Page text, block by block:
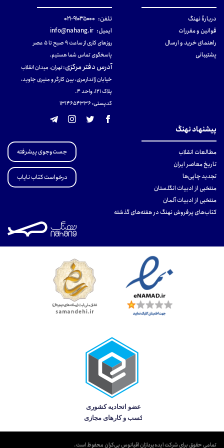
دربارهٔ نهنگ
قوانین و مقررات
راهنمای خرید و ارسال
پشتیبانی
تلفن: ۹۱۰۳۵۰۰۰-۰۲۱
ایمیل: info@nahang.ir
روزهای کاری از ساعت ۹ صبح تا ۵ عصر
پاسخگوی تماس شما هستیم.
آدرس دفتر مرکزی:تهران، میدان انقلاب
خیابان ژاندارمری، بین کارگر و منیری جاوید،
پلاک 121، واحد ۴.
کدپستی: 131465433۶
پیشنهاد نهنگ
مطالعات انقلاب
تاریخ معاصر ایران
تجدید چاپی‌ها
منتخبی از ادبیات انگلستان
منتخبی از ادبیات آلمان
کتاب‌های پرفروش نهنگ در هفته‌های گذشته
جست‌وجوی پیشرفته
درخواست کتاب نایاب
تمامی حقوق برای شرکت ایده‌پردازان اقیانوس بی‌کران محفوظ است.